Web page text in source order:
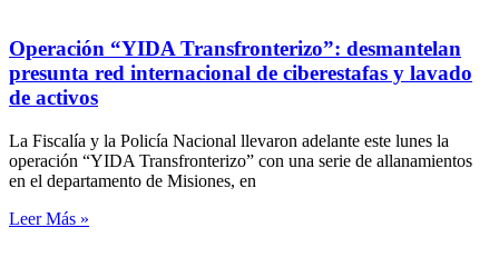
Operación “YIDA Transfronterizo”: desmantelan
presunta red internacional de ciberestafas y lavado
de activos
La Fiscalía y la Policía Nacional llevaron adelante este lunes la
operación “YIDA Transfronterizo” con una serie de allanamientos
en el departamento de Misiones, en
Leer Más »